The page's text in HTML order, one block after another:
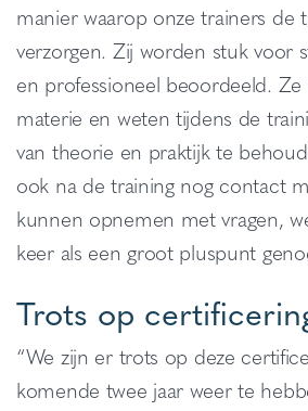
manier waarop onze trainers de
verzorgen. Zij worden stuk voor
en professioneel beoordeeld.
materie en weten tijdens de
van theorie en praktijk te
ook na de training nog contact
kunnen opnemen met vragen,
keer als een groot pluspunt
Trots op
“We zijn er trots op deze
komende twee jaar weer te